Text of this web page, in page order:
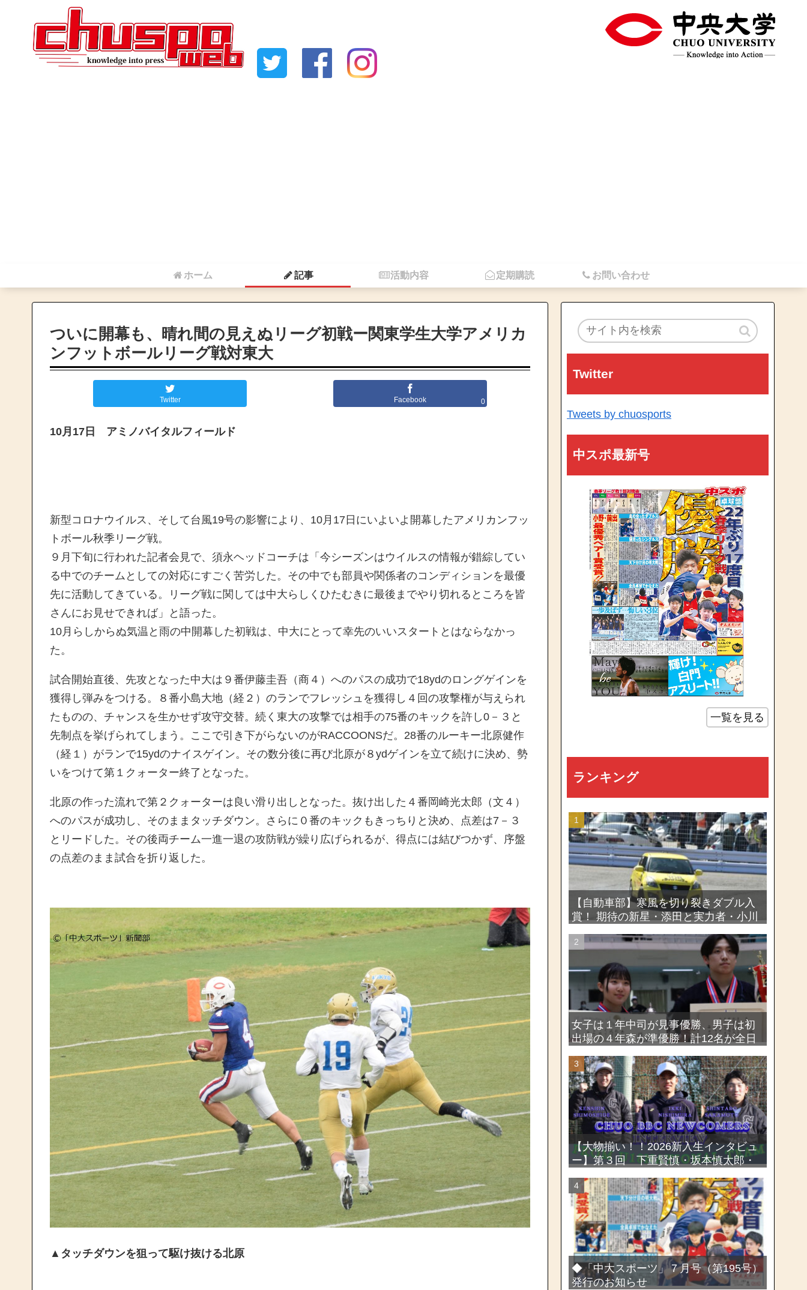
ホーム 記事 活動内容 定期購読 お問い合わせ
ついに開幕も、晴れ間の見えぬリーグ初戦ー関東学生大学アメリカ
ンフットボールリーグ戦対東大
Twitter Facebook 0
10月17日 アミノバイタルフィールド
新型コロナウイルス、そして台風19号の影響により、10月17日にいよいよ開幕したアメリカンフッ
トボール秋季リーグ戦。
９月下旬に行われた記者会見で、須永ヘッドコーチは「今シーズンはウイルスの情報が錯綜してい
る中でのチームとしての対応にすごく苦労した。その中でも部員や関係者のコンディションを最優
先に活動してきている。リーグ戦に関しては中大らしくひたむきに最後までやり切れるところを皆
さんにお見せできれば」と語った。
10月らしからぬ気温と雨の中開幕した初戦は、中大にとって幸先のいいスタートとはならなかっ
た。
試合開始直後、先攻となった中大は９番伊藤圭吾（商４）へのパスの成功で18ydのロングゲインを
獲得し弾みをつける。８番小島大地（経２）のランでフレッシュを獲得し４回の攻撃権が与えられ
たものの、チャンスを生かせず攻守交替。続く東大の攻撃では相手の75番のキックを許し0－３と
先制点を挙げられてしまう。ここで引き下がらないのがRACCOONSだ。28番のルーキー北原健作
（経１）がランで15ydのナイスゲイン。その数分後に再び北原が８ydゲインを立て続けに決め、勢
いをつけて第１クォーター終了となった。
北原の作った流れで第２クォーターは良い滑り出しとなった。抜け出した４番岡崎光太郎（文４）
へのパスが成功し、そのままタッチダウン。さらに０番のキックもきっちりと決め、点差は7－３
とリードした。その後両チーム一進一退の攻防戦が繰り広げられるが、得点には結びつかず、序盤
の点差のまま試合を折り返した。
▲タッチダウンを狙って駆け抜ける北原
Twitter
Tweets by chuosports
中スポ最新号
一覧を見る
ランキング
【自動車部】寒風を切り裂きダブル入
賞！ 期待の新星・添田と実力者・小川
大会2026
女子は１年中司が見事優勝、男子は初
出場の４年森が準優勝！計12名が全日
剣道選手権大会・第72回関東学生剣道
選手権大会
【大物揃い！！2026新入生インタビュ
ー】第３回 下重賢慎・坂本慎太郎・
◆「中大スポーツ」７月号（第195号）
発行のお知らせ